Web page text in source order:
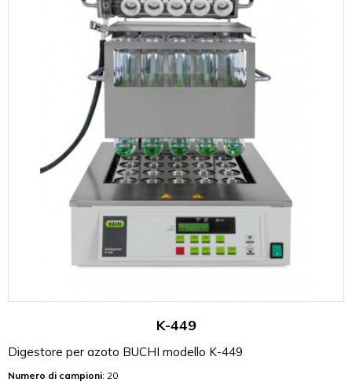
K-449
Digestore per azoto BUCHI modello K-449
Numero di campioni: 20